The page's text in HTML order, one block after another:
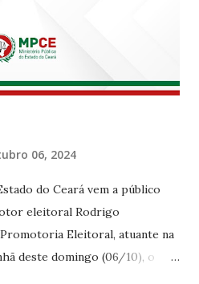
06, 2024
do Ceará vem a público
eleitoral Rodrigo
Promotoria Eleitoral, atuante na
deste domingo (06/10), o